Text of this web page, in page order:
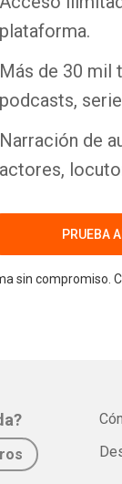
plataforma.
Más de 30 mil
podcasts,
Narración de
actores,
PRUEBA
sin compromiso.